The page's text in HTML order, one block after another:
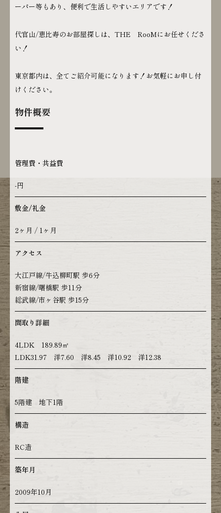
ーパー等もあり、便利で生活しやすいエリアです！
代官山/恵比寿のお部屋探しは、THE RooMにお任せくださ
い！
東京都内は、全てご紹介可能になります！お気軽にお申し付
けください。
物件概要
管理費・共益費
-円
敷金/礼金
2ヶ月 / 1ヶ月
アクセス
大江戸線/牛込柳町駅 歩6分
新宿線/曙橋駅 歩11分
総武線/市ヶ谷駅 歩15分
間取り詳細
4LDK 189.89㎡
LDK31.97 洋7.60 洋8.45 洋10.92 洋12.38
階建
5階建 地下1階
構造
RC造
築年月
2009年10月